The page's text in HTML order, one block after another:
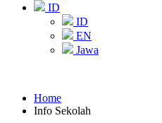
ID
ID
EN
Jawa
Home
Info Sekolah